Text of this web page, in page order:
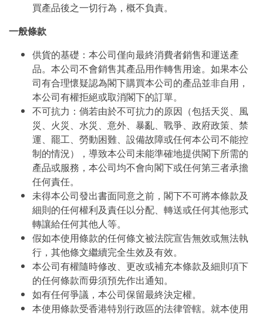
買產品後之一切行為，概不負責。
一般條款
供貨的基礎：本公司僅向最終消費者銷售和運送產
品。本公司不會銷售其產品用作轉售用途。如果本公
司有合理懷疑認為閣下購買本公司的產品並非自用，
本公司有權拒絕或取消閣下的訂單。
不可抗力：倘若由於不可抗力的原因（包括天災、風
災、火災、水災、意外、暴亂、戰爭、政府政策、禁
運、罷工、勞動困難、設備故障或任何本公司不能控
制的情況），導致本公司未能準確地提供閣下所需的
產品或服務，本公司均不會向閣下或任何第三者承擔
任何責任。
未得本公司發出書面同意之前，閣下不可將本條款及
細則的任何權利及責任以分配、轉送或任何其他形式
轉讓給任何其他人等。
假如本使用條款的任何條文被法院宣告無效或無法執
行，其他條文繼續完全生效及有效。
本公司有權隨時修改、更改或補充本條款及細則項下
的任何條款而毋須預先作出通知。
如有任何爭議，本公司保留最終決定權。
本使用條款受香港特別行政區的法律管轄。就本使用